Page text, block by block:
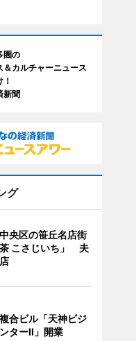
圏の
＆カルチャーニュース
新聞
グ
央区の笹丘名店街
こさじいち」 夫
合ビル「天神ビジ
ターII」開業